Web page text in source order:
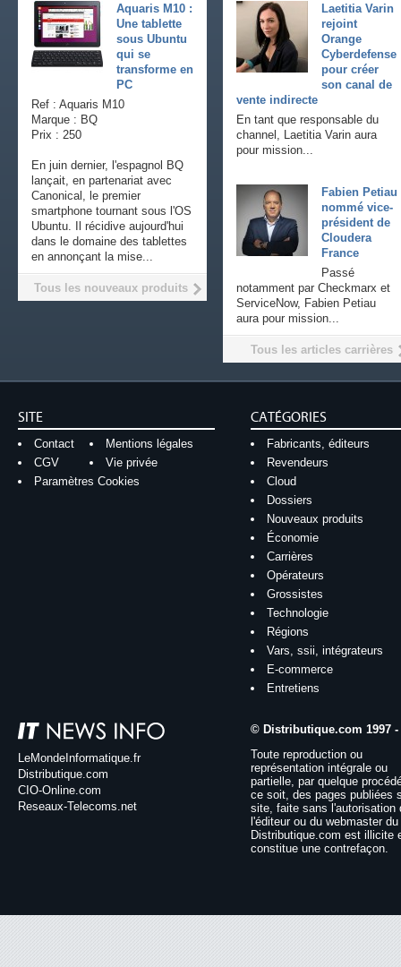
Laetitia Varin
rejoint
Orange
Cyberdefense
pour créer
son canal de
vente indirecte
En tant que responsable du
channel, Laetitia Varin aura
pour mission...
Fabien Petiau
nommé vice-
président de
Cloudera
France
Passé
notamment par Checkmarx et
ServiceNow, Fabien Petiau
aura pour mission...
Tous les articles carrières
Aquaris M10 :
Une tablette
sous Ubuntu
qui se
transforme en
PC
Ref : Aquaris M10
Marque : BQ
Prix : 250
En juin dernier, l'espagnol BQ
lançait, en partenariat avec
Canonical, le premier
smartphone tournant sous l'OS
Ubuntu. Il récidive aujourd'hui
dans le domaine des tablettes
en annonçant la mise...
Tous les nouveaux produits
SITE
Contact
Mentions légales
CGV
Vie privée
Paramètres Cookies
CATÉGORIES
Fabricants, éditeurs
Revendeurs
Cloud
Dossiers
Nouveaux produits
Économie
Carrières
Opérateurs
Grossistes
Technologie
Régions
Vars, ssii, intégrateurs
E-commerce
Entretiens
LeMondeInformatique.fr
Distributique.com
CIO-Online.com
Reseaux-Telecoms.net
© Distributique.com 1997 -
Toute reproduction ou
représentation intégrale ou
partielle, par quelque
ce soit, des pages publiées
site, faite sans l'autorisation
l'éditeur ou du webmaster
Distributique.com est illicite
constitue une contrefaçon.